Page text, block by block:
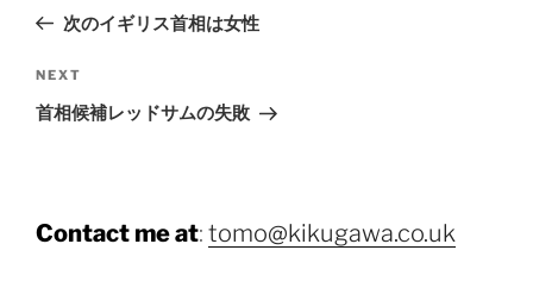
Post次のイギリス首相は女性
Next
Post
NEXT
首相候補レッドサムの失敗
Contact me at: tomo@kikugawa.co.uk